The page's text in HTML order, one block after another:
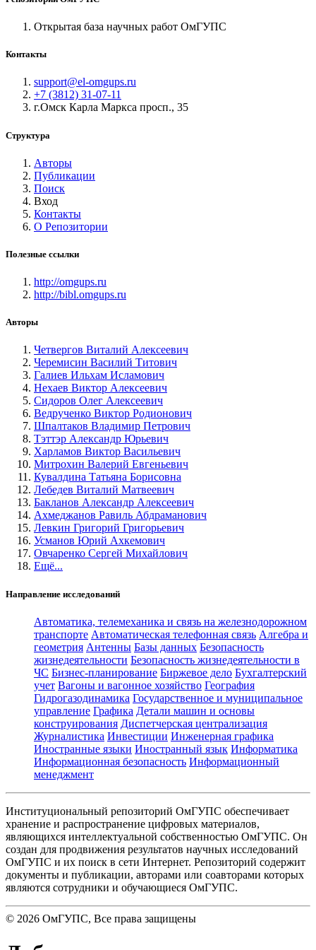
Открытая база научных работ ОмГУПС
Контакты
support@el-omgups.ru
+7 (3812) 31-07-11
г.Омск Карла Маркса просп., 35
Структура
Авторы
Публикации
Поиск
Вход
Контакты
О Репозитории
Полезные ссылки
http://omgups.ru
http://bibl.omgups.ru
Авторы
Четвергов Виталий Алексеевич
Черемисин Василий Титович
Галиев Ильхам Исламович
Нехаев Виктор Алексеевич
Сидоров Олег Алексеевич
Ведрученко Виктор Родионович
Шпалтаков Владимир Петрович
Тэттэр Александр Юрьевич
Харламов Виктор Васильевич
Митрохин Валерий Евгеньевич
Кувалдина Татьяна Борисовна
Лебедев Виталий Матвеевич
Бакланов Александр Алексеевич
Ахмеджанов Равиль Абдраманович
Левкин Григорий Григорьевич
Усманов Юрий Ахкемович
Овчаренко Сергей Михайлович
Ещё...
Направление исследований
Автоматика, телемеханика и связь на железнодорожном
транспорте Автоматическая телефонная связь Алгебра и
геометрия Антенны Базы данных Безопасность
жизнедеятельности Безопасность жизнедеятельности в
ЧС Бизнес-планирование Биржевое дело Бухгалтерский
учет Вагоны и вагонное хозяйство География
Гидрогазодинамика Государственное и муниципальное
управление Графика Детали машин и основы
конструирования Диспетчерская централизация
Журналистика Инвестиции Инженерная графика
Иностранные языки Иностранный язык Информатика
Информационная безопасность Информационный
менеджмент
Институциональный репозиторий ОмГУПС обеспечивает
хранение и распространение цифровых материалов,
являющихся интеллектуальной собственностью ОмГУПС. Он
создан для продвижения результатов научных исследований
ОмГУПС и их поиск в сети Интернет. Репозиторий содержит
документы и публикации, авторами или соавторами которых
являются сотрудники и обучающиеся ОмГУПС.
© 2026 ОмГУПС, Все права защищены